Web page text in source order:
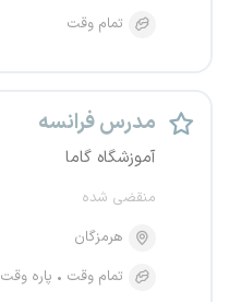
تمام وقت
مدرس فرانسه
آموزشگاه گاما
منقضی شده
هرمزگان
تمام وقت
پاره وقت